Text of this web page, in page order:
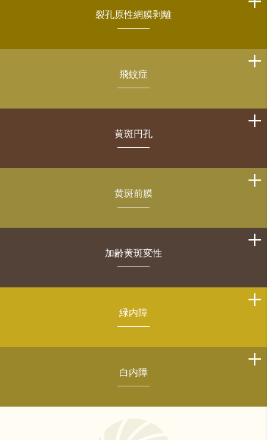
裂孔原性網膜剥離
飛蚊症
黄斑円孔
黄斑前膜
加齢黄斑変性
緑内障
白内障